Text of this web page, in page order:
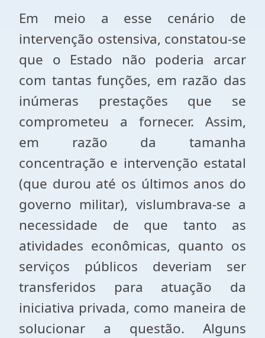
Em meio a esse cenário de
intervenção ostensiva, constatou-se
que o Estado não poderia arcar
com tantas funções, em razão das
inúmeras prestações que se
comprometeu a fornecer. Assim,
em razão da tamanha
concentração e intervenção estatal
(que durou até os últimos anos do
governo militar), vislumbrava-se a
necessidade de que tanto as
atividades econômicas, quanto os
serviços públicos deveriam ser
transferidos para atuação da
iniciativa privada, como maneira de
solucionar a questão. Alguns